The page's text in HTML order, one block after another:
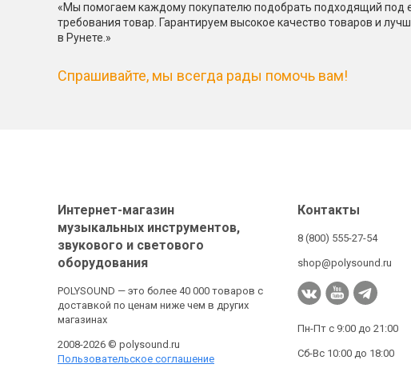
«Мы помогаем каждому покупателю подобрать подходящий под
требования товар. Гарантируем высокое качество товаров и
в Рунете.»
Спрашивайте, мы всегда рады помочь вам!
Интернет-магазин
музыкальных инструментов,
звукового и светового
оборудования
POLYSOUND — это более 40 000 товаров с
доставкой по ценам ниже чем в других
магазинах
2008-2026 © polysound.ru
Пользовательское соглашение
Контакты
8 (800) 555-27-54
shop@polysound.ru
Пн-Пт с 9:00 до 21:00
Сб-Вс 10:00 до 18:00